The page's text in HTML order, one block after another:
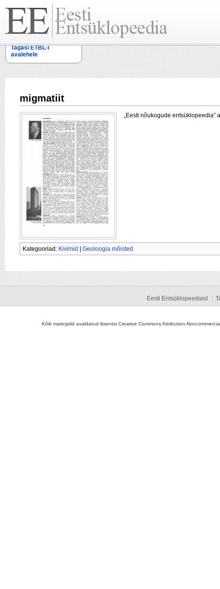
Tagasi ETBL-i
avalehele
migmatiit
„Eesti nõukogude entsüklopeedia”
Kategooriad: Kivimid Geoloogia mõisted
Eesti Entsüklopeediast
Kõik materjalid avaldatud litsentsi Creative Commons Attribution-